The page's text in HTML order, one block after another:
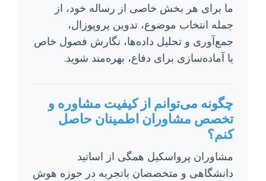
ما برای هر بخش خاصی از رساله خود، از
جمله انتخاب موضوع، تدوین پروپوزال،
جمع‌آوری و تحلیل داده‌ها، نگارش فصول خاص
یا آماده‌سازی برای دفاع، بهره‌مند شوید.
چگونه می‌توانم از کیفیت مشاوره و
تخصص مشاوران اطمینان حاصل
کنم؟
مشاوران پرواسکیل همگی از اساتید
دانشگاهی و متخصصان باتجربه در حوزه هوش